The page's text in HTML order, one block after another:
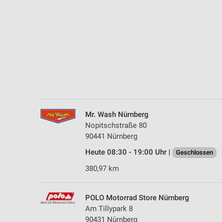
Mr. Wash Nürnberg
Nopitschstraße 80
90441 Nürnberg
Heute 08:30 - 19:00 Uhr |
Geschlossen
380,97 km
POLO Motorrad Store Nürnberg
Am Tillypark 8
90431 Nürnberg
Verwendung genauer Standortdaten
Geräte anhand von aktiv angeforderten Informationen
Funktional